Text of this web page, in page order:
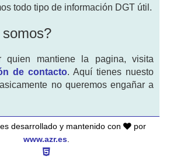
todo tipo de información DGT útil.
quien mantiene la pagina, visita
de contacto. Aquí tienes nuesto
no queremos engañar a
desarrollado y mantenido con
por
www.azr.es